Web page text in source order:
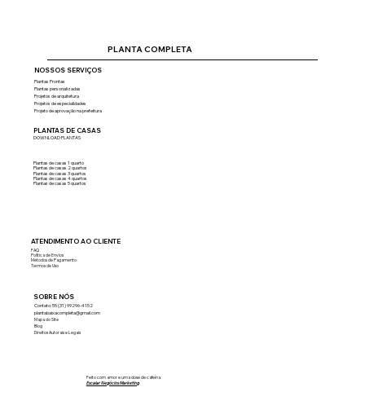
PLANTA COMPLETA
NOSSOS SERVIÇOS
Plantas Prontas
Plantas personalizadas
Projetos de arquitetura
Projetos de especialidades
Projeto de aprovação na prefeitura
PLANTAS DE CASAS
DOWNLOAD PLANTAS
Plantas de casas 1 quarto
Plantas de casas 2 quartos
Plantas de casas 3 quartos
Plantas de casas 4 quartos
Plantas de casas 5 quartos
ATENDIMENTO AO CLIENTE
FAQ
Política de Envios
Métodos de Pagamento
Termos de Uso
SOBRE NÓS
Contato: 55 (31) 99296-4152
plantabaixacompleta@gmail.com
Mapa do Site
Blog
Direitos Autorais e Legais
Feito com amor e uma dose de cafeína.
Escalar Negócios Marketing